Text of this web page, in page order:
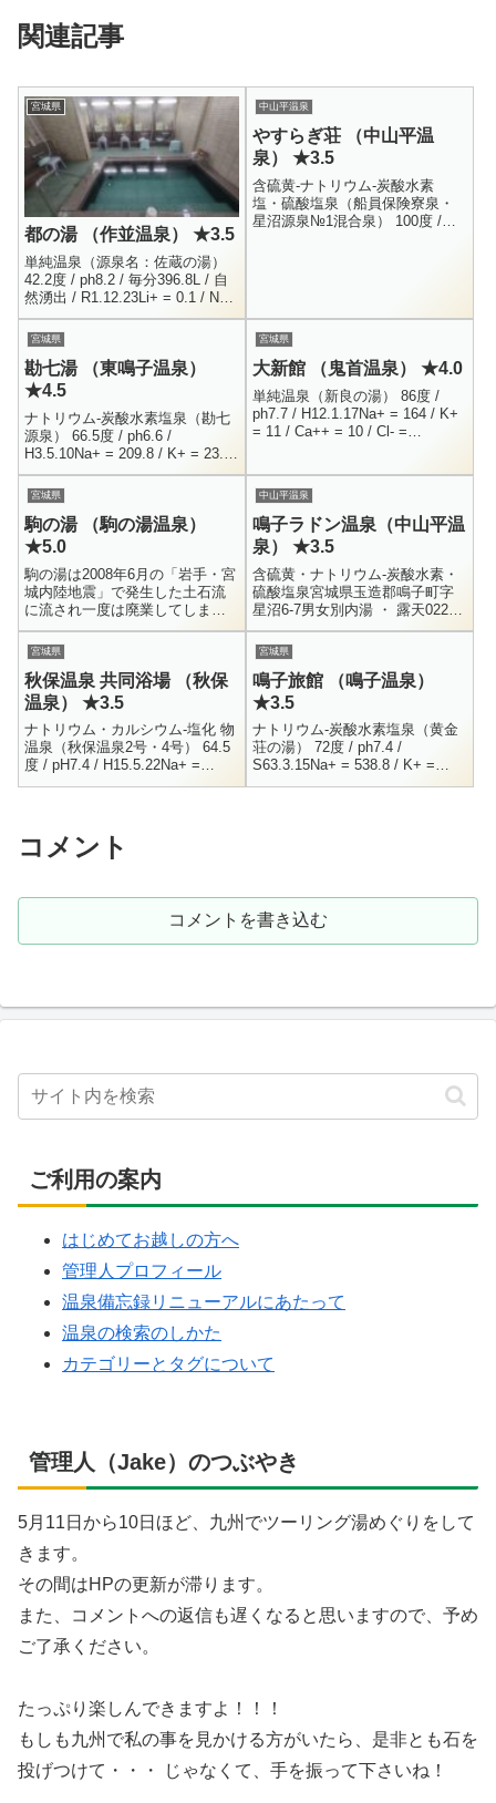
関連記事
宮城県
都の湯 （作並温泉） ★3.5
単純温泉（源泉名：佐蔵の湯）
42.2度 / ph8.2 / 毎分396.8L / 自
然湧出 / R1.12.23Li+ = 0.1 / Na+
= 117.1 / K+ = 3.4...
中山平温泉
やすらぎ荘 （中山平温
泉） ★3.5
含硫黄-ナトリウム-炭酸水素
塩・硫酸塩泉（船員保険寮泉・
星沼源泉№1混合泉） 100度 /
宮城県
勘七湯 （東鳴子温泉）
★4.5
ナトリウム-炭酸水素塩泉（勘七
源泉） 66.5度 / ph6.6 /
H3.5.10Na+ = 209.8 / K+ = 23.5
/ Nh4+ = 4.9 / Mg++ = 5....
宮城県
大新館 （鬼首温泉） ★4.0
単純温泉（新良の湯） 86度 /
ph7.7 / H12.1.17Na+ = 164 / K+
= 11 / Ca++ = 10 / Cl- =
宮城県
駒の湯 （駒の湯温泉）
★5.0
駒の湯は2008年6月の「岩手・宮
城内陸地震」で発生した土石流
に流され一度は廃業してしまい
ましたが、2015年10月に日帰り
温泉として復活。2016年8月には
蕎麦カフェもオープンし...
中山平温泉
鳴子ラドン温泉（中山平温
泉） ★3.5
含硫黄・ナトリウム-炭酸水素・
硫酸塩泉宮城県玉造郡鳴子町字
星沼6-7男女別内湯 ・ 露天0229-
87-2323600円 （湯めぐりチケッ
ト3枚）11:00 - 20:00中山平に...
宮城県
秋保温泉 共同浴場 （秋保
温泉） ★3.5
ナトリウム・カルシウム-塩化 物
温泉（秋保温泉2号・4号） 64.5
度 / pH7.4 / H15.5.22Na+ =
805.6 / Li+ = 1.1 / K+ = 46.2 ...
宮城県
鳴子旅館 （鳴子温泉）
★3.5
ナトリウム-炭酸水素塩泉（黄金
荘の湯） 72度 / ph7.4 /
S63.3.15Na+ = 538.8 / K+ =
56.6 / Nh4+ = 2.6 / Mg++ = 9....
コメント
コメントを書き込む
ご利用の案内
はじめてお越しの方へ
管理人プロフィール
温泉備忘録リニューアルにあたって
温泉の検索のしかた
カテゴリーとタグについて
管理人（Jake）のつぶやき
5月11日から10日ほど、九州でツーリング湯めぐりをして
きます。
その間はHPの更新が滞ります。
また、コメントへの返信も遅くなると思いますので、予め
ご了承ください。
たっぷり楽しんできますよ！！！
もしも九州で私の事を見かける方がいたら、是非とも石を
投げつけて・・・ じゃなくて、手を振って下さいね！